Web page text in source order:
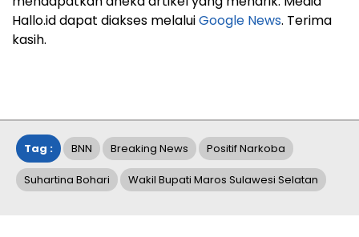
Hallo.id dapat diakses melaluiGoogle News. Terima
kasih.
Tag : BNN Breaking News Positif Narkoba
Suhartina Bohari Wakil Bupati Maros Sulawesi Selatan